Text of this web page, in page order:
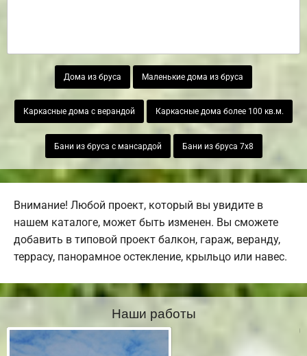
Дома из бруса Маленькие дома из бруса
Каркасные дома с верандой Каркасные дома более 100 кв.м.
Бани из бруса с мансардой Бани из бруса 7х8
Внимание! Любой проект, который вы увидите в
нашем каталоге, может быть изменен. Вы сможете
добавить в типовой проект балкон, гараж, веранду,
террасу, панорамное остекление, крыльцо или навес.
Наши работы